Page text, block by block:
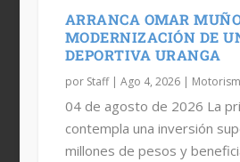
ARRANCA OMAR
MODERNIZACIÓN DE
DEPORTIVA URANGA
por Staff| Ago 4, 2026|
04 de agosto de 2026 La
contempla una inversión
millones de pesos y